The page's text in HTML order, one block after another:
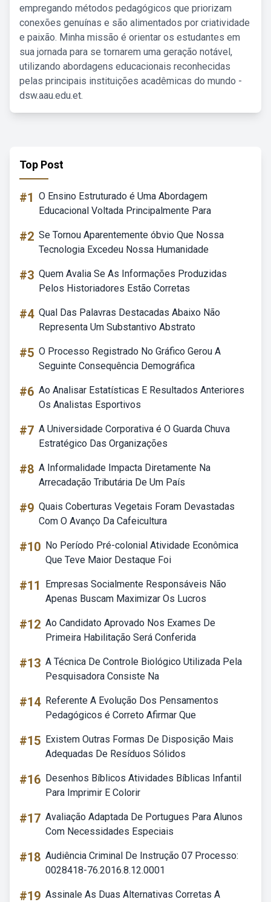
empregando métodos pedagógicos que priorizam
conexões genuínas e são alimentados por criatividade
e paixão. Minha missão é orientar os estudantes em
sua jornada para se tornarem uma geração notável,
utilizando abordagens educacionais reconhecidas
pelas principais instituições acadêmicas do mundo -
dsw.aau.edu.et.
Top Post
#1 O Ensino Estruturado é Uma Abordagem
Educacional Voltada Principalmente Para
#2 Se Tornou Aparentemente óbvio Que Nossa
Tecnologia Excedeu Nossa Humanidade
#3 Quem Avalia Se As Informações Produzidas
Pelos Historiadores Estão Corretas
#4 Qual Das Palavras Destacadas Abaixo Não
Representa Um Substantivo Abstrato
#5 O Processo Registrado No Gráfico Gerou A
Seguinte Consequência Demográfica
#6 Ao Analisar Estatísticas E Resultados Anteriores
Os Analistas Esportivos
#7 A Universidade Corporativa é O Guarda Chuva
Estratégico Das Organizações
#8 A Informalidade Impacta Diretamente Na
Arrecadação Tributária De Um País
#9 Quais Coberturas Vegetais Foram Devastadas
Com O Avanço Da Cafeicultura
#10 No Período Pré-colonial Atividade Econômica
Que Teve Maior Destaque Foi
#11
Empresas Socialmente Responsáveis Não
Apenas Buscam Maximizar Os Lucros
#12 Ao Candidato Aprovado Nos Exames De
Primeira Habilitação Será Conferida
#13 A Técnica De Controle Biológico Utilizada Pela
Pesquisadora Consiste Na
#14 Referente A Evolução Dos Pensamentos
Pedagógicos é Correto Afirmar Que
#15 Existem Outras Formas De Disposição Mais
Adequadas De Resíduos Sólidos
#16 Desenhos Bíblicos Atividades Bíblicas Infantil
Para Imprimir E Colorir
#17 Avaliação Adaptada De Portugues Para Alunos
Com Necessidades Especiais
#18 Audiência Criminal De Instrução 07 Processo:
0028418-76.2016.8.12.0001
#19 Assinale As Duas Alternativas Corretas A